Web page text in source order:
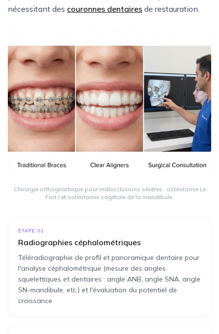
nécessitant des couronnes dentaires de restauration.
Chirurgie orthognathique pour malocclusions sévères : ostéotomie Le
Fort I et ostéotomie sagittale de la mandibule.
ÉTAPE 01
Radiographies céphalométriques
Téléradiographie de profil et panoramique dentaire pour
l'analyse céphalométrique (mesure des angles
squelettiques et dentaires : angle ANB, angle SNA, angle
SN-mandibule, etc.) et l'évaluation du potentiel de
croissance.